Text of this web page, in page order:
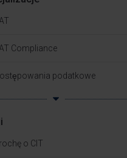
Compliance
podatkowe
o CIT